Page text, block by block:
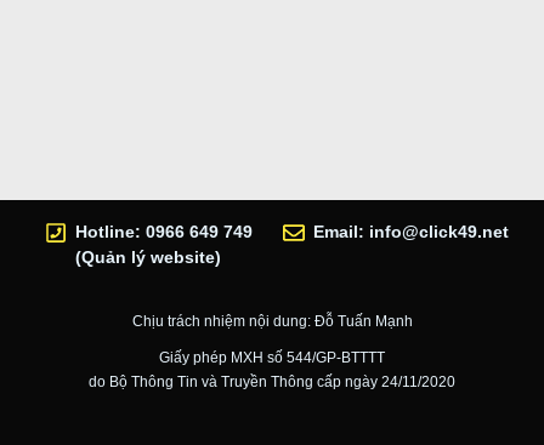
Hotline: 0966 649 749
(Quản lý website)
Email: info@click49.net
Chịu trách nhiệm nội dung: Đỗ Tuấn Mạnh
Giấy phép MXH số 544/GP-BTTTT
do Bộ Thông Tin và Truyền Thông cấp ngày 24/11/2020